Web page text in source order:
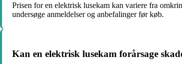
Prisen for en elektrisk lusekam kan variere fra
undersøge anmeldelser og anbefalinger før køb.
Kan en elektrisk lusekam forårsage